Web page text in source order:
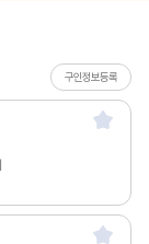
구인정보등록